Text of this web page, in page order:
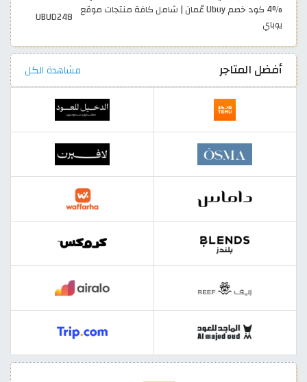
4% كود خصم Ubuy عُمان | شامل كافة منتجات موقع
يوباي
UBUD248
أفضل المتاجر مشاهدة الكل